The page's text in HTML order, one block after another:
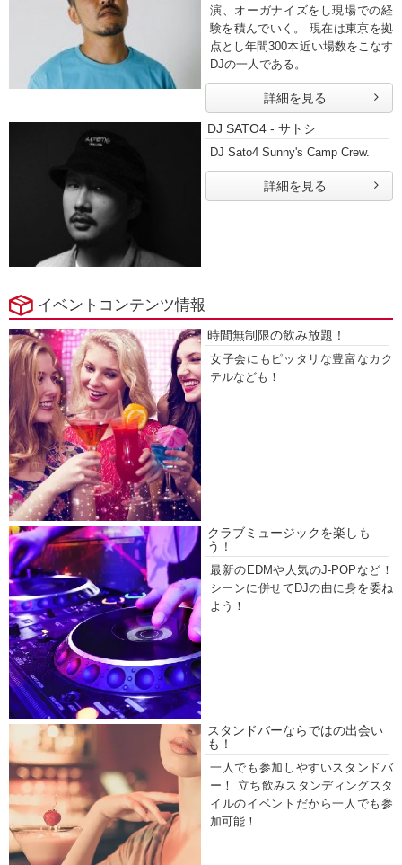
演、オーガナイズをし現場での経
験を積んでいく。 現在は東京を拠
点とし年間300本近い場数をこなす
DJの一人である。
詳細を見る
DJ SATO4 - サトシ
DJ Sato4 Sunny's Camp Crew.
詳細を見る
イベントコンテンツ情報
時間無制限の飲み放題！
女子会にもピッタリな豊富なカク
テルなども！
クラブミュージックを楽しも
う！
最新のEDMや人気のJ-POPなど！
シーンに併せてDJの曲に身を委ね
よう！
スタンドバーならではの出会い
も！
一人でも参加しやすいスタンドバ
ー！ 立ち飲みスタンディングスタ
イルのイベントだから一人でも参
加可能！